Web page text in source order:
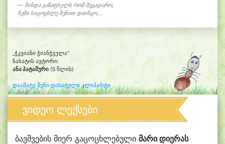
მინდა გაზაფხულს რომ შეგადარო,
ჩემი სიცოცხლე შენით დაიწყო,...
„ჭკვიანი ჭიანჭველა“
ნახატის ავტორი:
ანა პატაშური (5 წლის)
დაამატე შენი დახატული კლიპარტი
ვიდეო ლექსები
ბავშვების მიერ გაცოცხლებული მარი დიერას